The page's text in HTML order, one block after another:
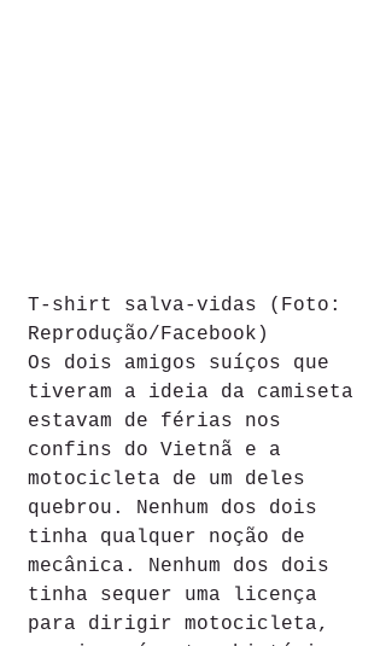
T-shirt salva-vidas (Foto:
Reprodução/Facebook)
Os dois amigos suíços que
tiveram a ideia da camiseta
estavam de férias nos
confins do Vietnã e a
motocicleta de um deles
quebrou. Nenhum dos dois
tinha qualquer noção de
mecânica. Nenhum dos dois
tinha sequer uma licença
para dirigir motocicleta,